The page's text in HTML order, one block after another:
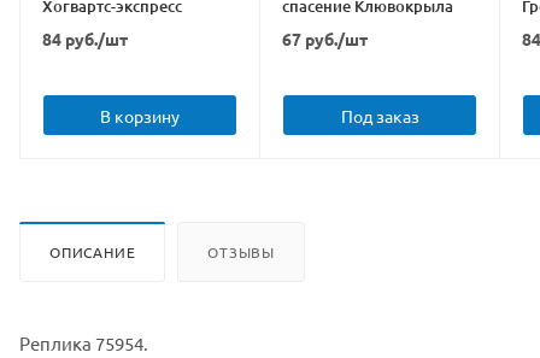
Хогвартс-экспресс
84 руб./шт
В корзину
спасение Клювокрыла
67 руб./шт
Под заказ
84
ОПИСАНИЕ ОТЗЫВЫ
Реплика 75954.